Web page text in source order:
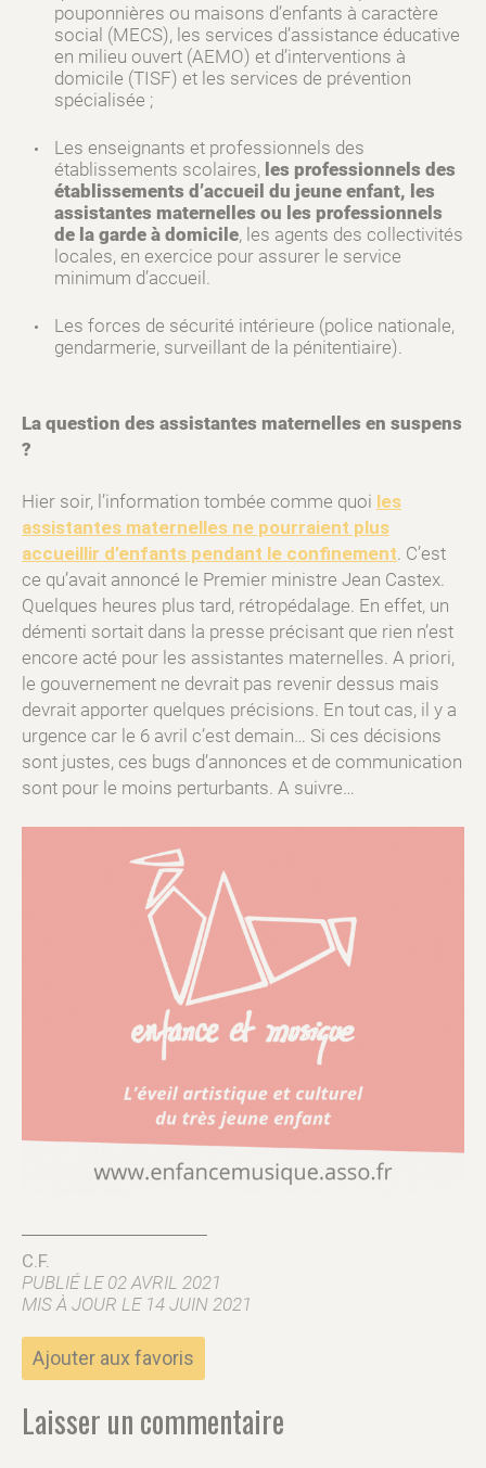
pouponnières ou maisons d’enfants à caractère
social (MECS), les services d’assistance éducative
en milieu ouvert (AEMO) et d’interventions à
domicile (TISF) et les services de prévention
spécialisée ;
Les enseignants et professionnels des
établissements scolaires, les professionnels des
établissements d’accueil du jeune enfant, les
assistantes maternelles ou les professionnels
de la garde à domicile, les agents des collectivités
locales, en exercice pour assurer le service
minimum d’accueil.
Les forces de sécurité intérieure (police nationale,
gendarmerie, surveillant de la pénitentiaire).
La question des assistantes maternelles en suspens
?
Hier soir, l’information tombée comme quoi les
assistantes maternelles ne pourraient plus
accueillir d’enfants pendant le confinement. C’est
ce qu’avait annoncé le Premier ministre Jean Castex.
Quelques heures plus tard, rétropédalage. En effet, un
démenti sortait dans la presse précisant que rien n’est
encore acté pour les assistantes maternelles. A priori,
le gouvernement ne devrait pas revenir dessus mais
devrait apporter quelques précisions. En tout cas, il y a
urgence car le 6 avril c’est demain… Si ces décisions
sont justes, ces bugs d’annonces et de communication
sont pour le moins perturbants. A suivre…
C.F.
PUBLIÉ LE 02 AVRIL 2021
MIS À JOUR LE 14 JUIN 2021
Ajouter aux favoris
Laisser un commentaire